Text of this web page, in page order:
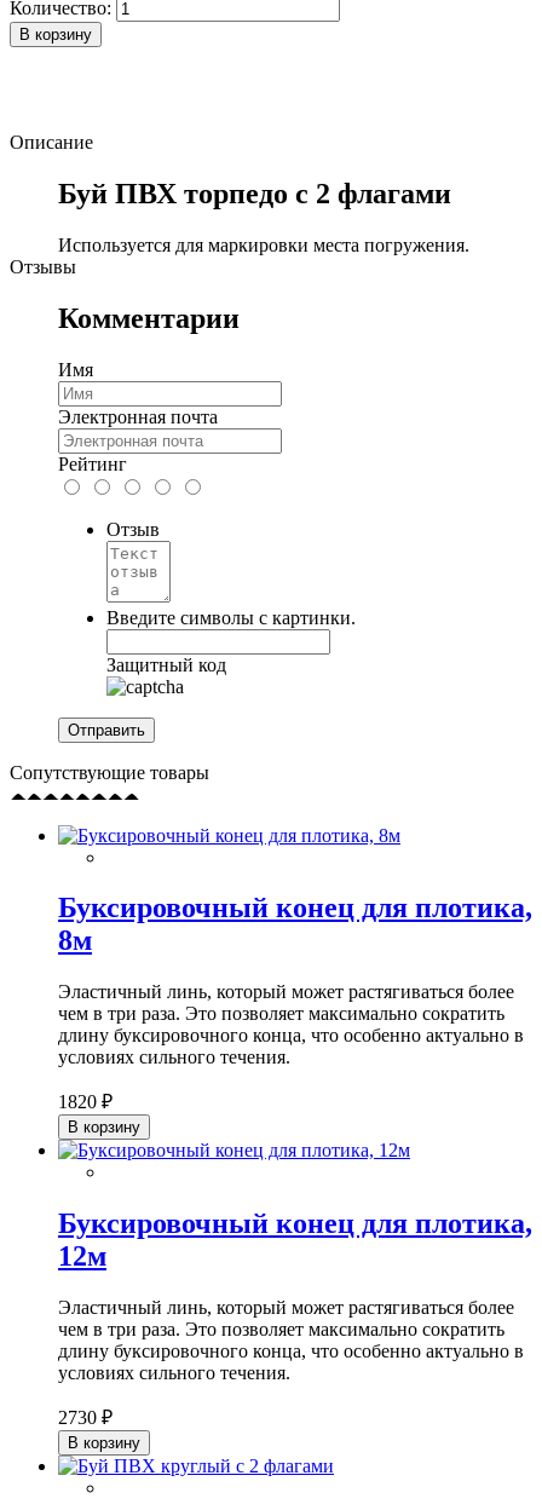
Количество:
В корзину
Описание
Буй ПВХ торпедо с 2 флагами
Используется для маркировки места погружения.
Отзывы
Комментарии
Имя
Электронная почта
Рейтинг
Отзыв
Введите символы с картинки.
Защитный код
Сопутствующие товары
Буксировочный конец для плотика,
8м
Эластичный линь, который может растягиваться более
чем в три раза. Это позволяет максимально сократить
длину буксировочного конца, что особенно актуально в
условиях сильного течения.
1820 ₽
В корзину
Буксировочный конец для плотика,
12м
Эластичный линь, который может растягиваться более
чем в три раза. Это позволяет максимально сократить
длину буксировочного конца, что особенно актуально в
условиях сильного течения.
2730 ₽
В корзину